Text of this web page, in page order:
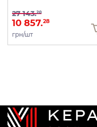
27 143.20
10 857.28
грн/шт